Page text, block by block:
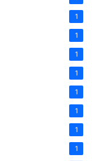
1
1
1
1
1
1
1
1